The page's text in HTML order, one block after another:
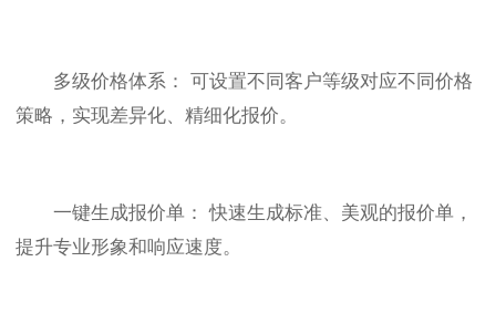
多级价格体系： 可设置不同客户等级对应不同价格
策略，实现差异化、精细化报价。
一键生成报价单： 快速生成标准、美观的报价单，
提升专业形象和响应速度。